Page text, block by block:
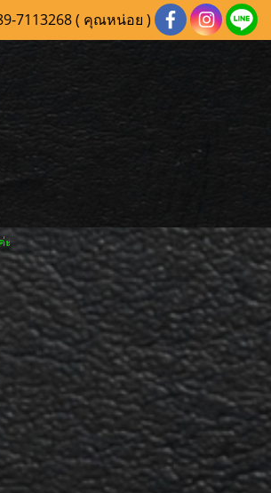
7113268 ( คุณหน่อย )
ะ